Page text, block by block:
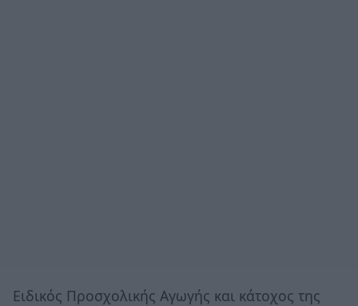
Ειδικός Προσχολικής Αγωγής και κάτοχος της